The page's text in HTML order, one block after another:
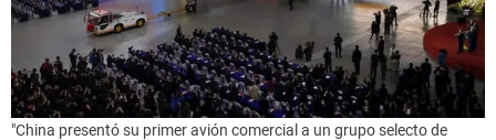
"China presentó su primer avión comercial a un grupo selecto de